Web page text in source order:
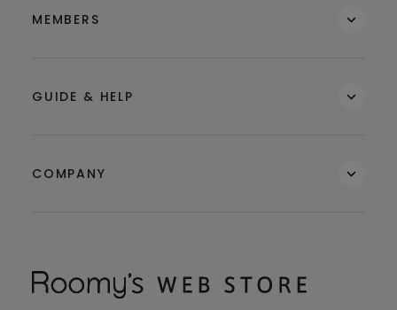
MEMBERS
GUIDE & HELP
COMPANY